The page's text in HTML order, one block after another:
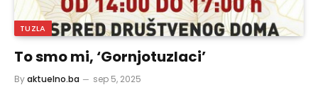
TUZLA
To smo mi, ‘Gornjotuzlaci’
Byaktuelno.ba sep 5, 2025